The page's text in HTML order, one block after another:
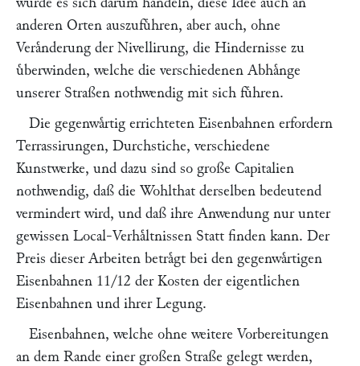
anderen Orten auszufuͤhren, aber auch, ohne
Veraͤnderung der Nivellirung, die Hindernisse zu
uͤberwinden, welche die verschiedenen Abhaͤnge
unserer Straßen nothwendig mit sich fuͤhren.
Die gegenwaͤrtig errichteten Eisenbahnen erfordern
Terrassirungen, Durchstiche, verschiedene
Kunstwerke, und dazu sind so große Capitalien
nothwendig, daß die Wohlthat derselben bedeutend
vermindert wird, und daß ihre Anwendung nur unter
gewissen Local-Verhaͤltnissen Statt finden kann. Der
Preis dieser Arbeiten betraͤgt bei den gegenwaͤrtigen
Eisenbahnen 11/12 der Kosten der eigentlichen
Eisenbahnen und ihrer Legung.
Eisenbahnen, welche ohne weitere Vorbereitungen
an dem Rande einer großen Straße gelegt werden,